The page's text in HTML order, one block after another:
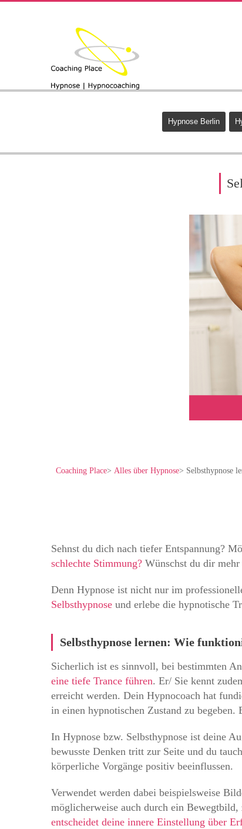
Hypnose Berlin
Coaching Place> Alles über Hypnose> Selbsthypnose
Sehnst du dich nach tiefer Entspannung?
schlechte Stimmung? Wünschst du dir
Denn Hypnose ist nicht nur im
Selbsthypnose und erlebe die hypnotische
Selbsthypnose lernen: Wie
Sicherlich ist es sinnvoll, bei bestimmten
eine tiefe Trance führen. Er/ Sie kennt
erreicht werden. Dein Hypnocoach hat
in einen hypnotischen Zustand zu begeben.
In Hypnose bzw. Selbsthypnose ist deine
bewusste Denken tritt zur Seite und du
körperliche Vorgänge positiv beeinflussen.
Verwendet werden dabei beispielsweise
möglicherweise auch durch ein
entscheidet deine innere Einstellung über